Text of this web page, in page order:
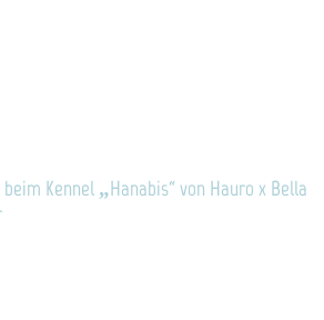
Kennel „Hanabis“ von Hauro x Bella